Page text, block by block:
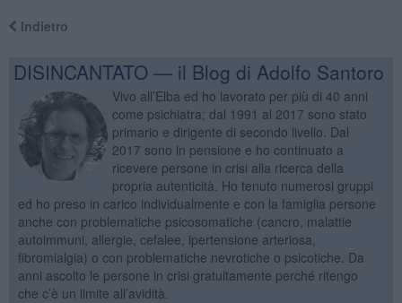
Indietro
DISINCANTATO — il Blog di Adolfo Santoro
Vivo all’Elba ed ho lavorato per più di 40 anni
come psichiatra; dal 1991 al 2017 sono stato
primario e dirigente di secondo livello. Dal
2017 sono in pensione e ho continuato a
ricevere persone in crisi alla ricerca della
propria autenticità. Ho tenuto numerosi gruppi
ed ho preso in carico individualmente e con la famiglia persone
anche con problematiche psicosomatiche (cancro, malattie
autoimmuni, allergie, cefalee, ipertensione arteriosa,
fibromialgia) o con problematiche nevrotiche o psicotiche. Da
anni ascolto le persone in crisi gratuitamente perché ritengo
che c’è un limite all’avidità.